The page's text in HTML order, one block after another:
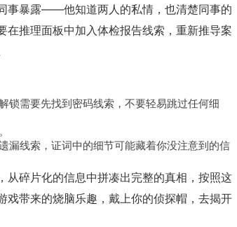
事暴露——他知道两人的私情，也清楚同事的
推理面板中加入体检报告线索，重新推导案
锁需要先找到密码线索，不要轻易跳过任何细
漏线索，证词中的细节可能藏着你没注意到的信
从碎片化的信息中拼凑出完整的真相，按照这
戏带来的烧脑乐趣，戴上你的侦探帽，去揭开